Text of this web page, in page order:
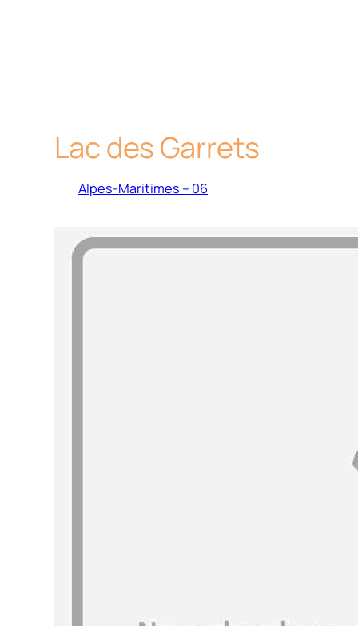
Lac des Garrets
Alpes-Maritimes – 06